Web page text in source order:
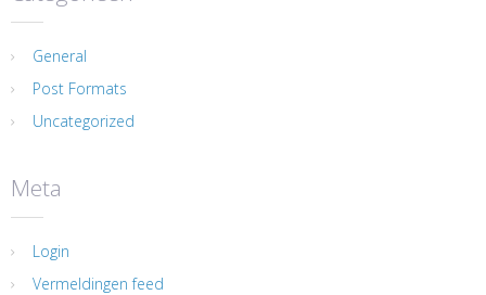
General
Post Formats
Uncategorized
Meta
Login
Vermeldingen feed